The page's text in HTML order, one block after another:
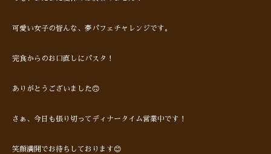
可愛い女子の皆んな、夢パフェチャレンジです。
完食からのお口直しにパスタ！
ありがとうございました🙃
さぁ、今日も張り切ってディナータイム営業中です！
笑顔満開でお待ちしております😊